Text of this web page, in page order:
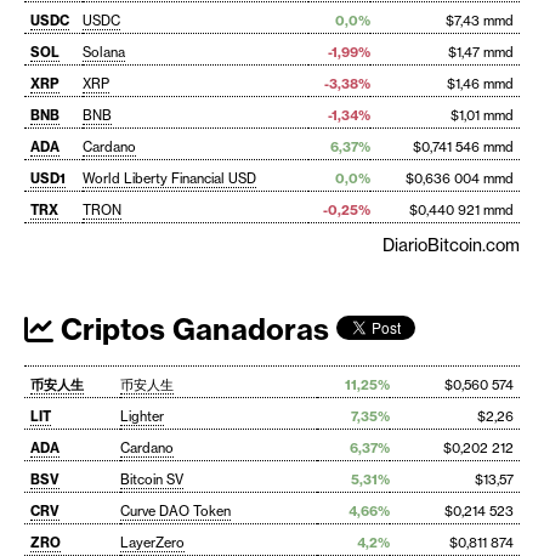
USDC
USDC 0,0%
$7,43 mmd
SOL
Solana -1,99%
$1,47 mmd
XRP
XRP -3,38%
$1,46 mmd
BNB
BNB -1,34%
$1,01 mmd
ADA
Cardano 6,37%
$0,741 546 mmd
USD1
World Liberty Financial USD 0,0%
$0,636 004 mmd
TRX
TRON -0,25% $0,440 921 mmd
DiarioBitcoin.com
Criptos Ganadoras
币安人生 币安人生 11,25%
$0,560 574
LIT
Lighter 7,35%
$2,26
ADA
Cardano 6,37%
$0,202 212
BSV
Bitcoin SV 5,31%
$13,57
CRV
Curve DAO Token 4,66%
$0,214 523
ZRO
LayerZero 4,2%
$0,811 874